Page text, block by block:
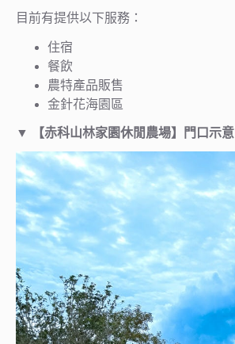
目前有提供以下服務：
住宿
餐飲
農特產品販售
金針花海園區
▼ 【赤科山林家園休閒農場】門口示意